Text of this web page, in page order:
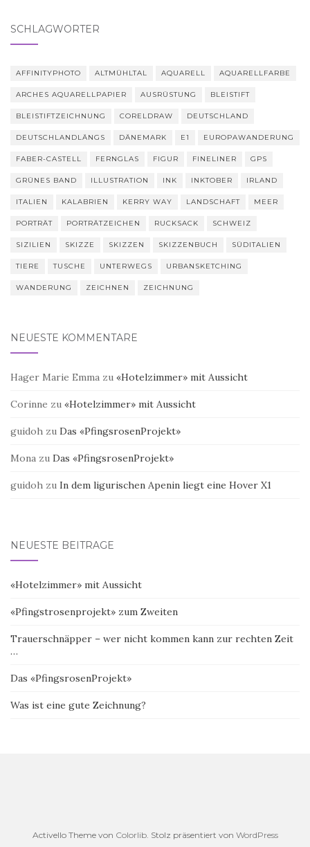
SCHLAGWÖRTER
AFFINITYPHOTO ALTMÜHLTAL AQUARELL AQUARELLFARBE
ARCHES AQUARELLPAPIER AUSRÜSTUNG BLEISTIFT
BLEISTIFTZEICHNUNG CORELDRAW DEUTSCHLAND
DEUTSCHLANDLÄNGS DÄNEMARK E1 EUROPAWANDERUNG
FABER-CASTELL FERNGLAS FIGUR FINELINER GPS
GRÜNES BAND ILLUSTRATION INK INKTOBER IRLAND
ITALIEN KALABRIEN KERRY WAY LANDSCHAFT MEER
PORTRÄT PORTRÄTZEICHEN RUCKSACK SCHWEIZ
SIZILIEN SKIZZE SKIZZEN SKIZZENBUCH SÜDITALIEN
TIERE TUSCHE UNTERWEGS URBANSKETCHING
WANDERUNG ZEICHNEN ZEICHNUNG
NEUESTE KOMMENTARE
Hager Marie Emma zu «Hotelzimmer» mit Aussicht
Corinne zu «Hotelzimmer» mit Aussicht
guidoh zu Das «PfingsrosenProjekt»
Mona zu Das «PfingsrosenProjekt»
guidoh zu In dem ligurischen Apenin liegt eine Hover X1
NEUESTE BEITRÄGE
«Hotelzimmer» mit Aussicht
«Pfingstrosenprojekt» zum Zweiten
Trauerschnäpper – wer nicht kommen kann zur rechten Zeit
…
Das «PfingsrosenProjekt»
Was ist eine gute Zeichnung?
Activello Theme von Colorlib. Stolz präsentiert von WordPress